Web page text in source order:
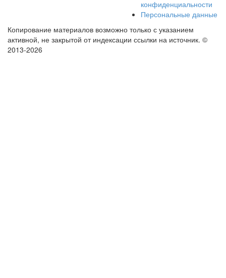
конфиденциальности
Персональные данные
Копирование материалов возможно только с указанием
активной, не закрытой от индексации ссылки на источник. ©
2013-2026